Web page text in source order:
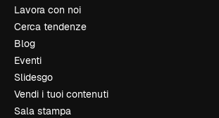
Lavora con noi
Cerca tendenze
Blog
Eventi
Slidesgo
Vendi i tuoi contenuti
Sala stampa